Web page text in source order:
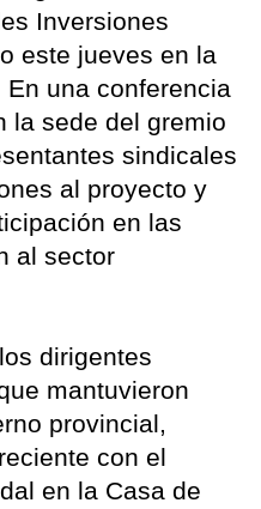
Inversiones
este jueves en la
una conferencia
la sede del gremio
sindicales
al proyecto y
en las
al sector
dirigentes
mantuvieron
provincial,
con el
en la Casa de